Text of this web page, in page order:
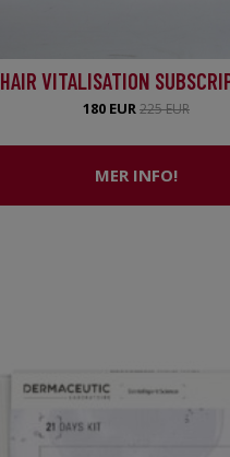
HAIR VITALISATION
180 EUR225 EUR
MER INFO!